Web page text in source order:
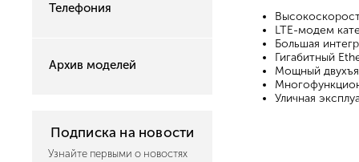
Телефония
Архив моделей
Подписка на новости
Узнайте первыми о новостях
LTE-модем
Большая
Гигабитный
Мощный
Уличная